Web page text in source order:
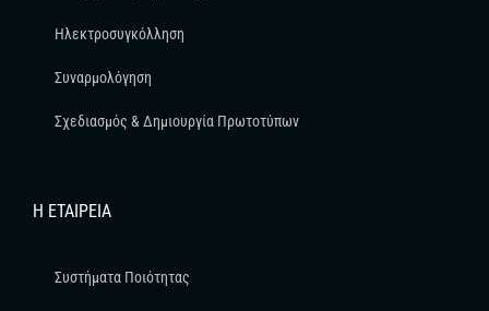
Ηλεκτροσυγκόλληση
Συναρμολόγηση
Σχεδιασμός & Δημιουργία Πρωτοτύπων
Η ΕΤΑΙΡΕΊΑ
Συστήματα Ποιότητας